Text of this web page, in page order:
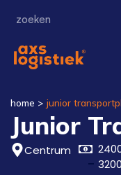
home > junior
Junior
Centrum
3200